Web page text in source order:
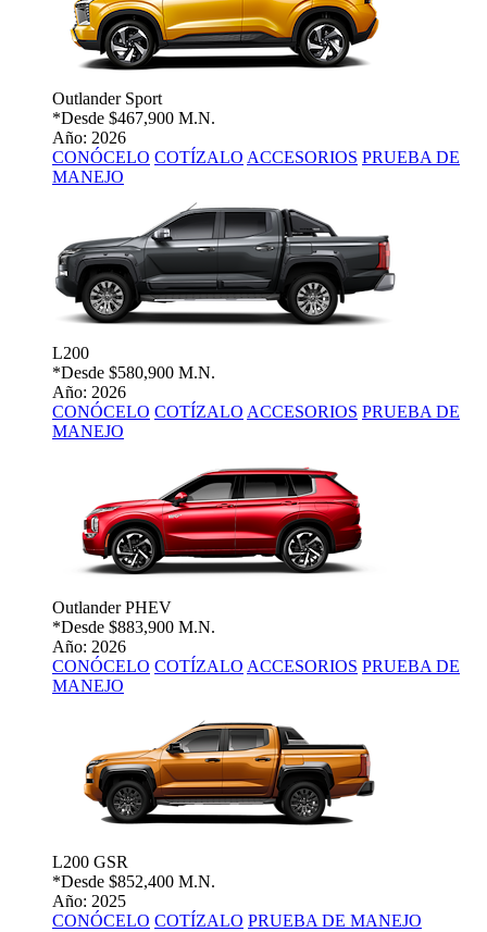
Outlander Sport
*Desde $467,900 M.N.
Año: 2026
CONÓCELO COTÍZALO ACCESORIOS PRUEBA DE
MANEJO
L200
*Desde $580,900 M.N.
Año: 2026
CONÓCELO COTÍZALO ACCESORIOS PRUEBA DE
MANEJO
Outlander PHEV
*Desde $883,900 M.N.
Año: 2026
CONÓCELO COTÍZALO ACCESORIOS PRUEBA DE
MANEJO
L200 GSR
*Desde $852,400 M.N.
Año: 2025
CONÓCELO COTÍZALO PRUEBA DE MANEJO